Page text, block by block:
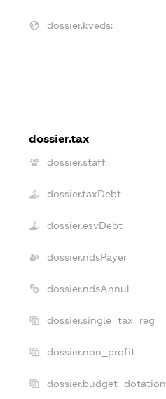
dossier.kveds:
dossier.tax
dossier.staff
dossier.taxDebt
dossier.esvDebt
dossier.ndsPayer
dossier.ndsAnnul
dossier.single_tax_reg
dossier.non_profit
dossier.budget_dotation